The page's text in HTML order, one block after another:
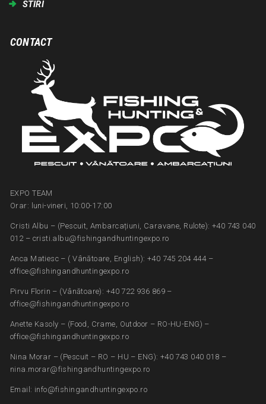
STIRI
CONTACT
EXPO TEAM
Orar: luni-vineri, 10:00-17:00
Cristi Albu – (Pescuit, Ambarcațiuni, Caravane, Rulote): +40 743 040
012 – cristi.albu@fishingandhuntingexpo.ro
Anca Matiesc – ( Vânătoare, English): +40 745 204 444 –
office@fishingandhuntingexpo.ro
Pirvu Florin – (Vânătoare): +40 722 936 869 –
office@fishingandhuntingexpo.ro
Anette Kasoly – (Food, Crame, Outdoor – RO-HU-ENG) –
office@fishingandhuntingexpo.ro
Nina Morar – (Pescuit – RO – HU – ENG): +40 743 040 018 –
nina.morar@fishingandhuntingexpo.ro
Email: info@fishingandhuntingexpo.ro